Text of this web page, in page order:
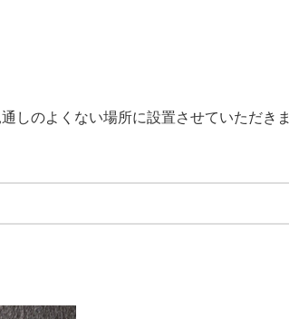
しのよくない場所に設置させていただきま